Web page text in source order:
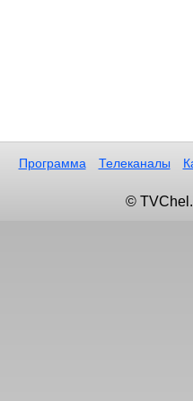
Программа Телеканалы
©